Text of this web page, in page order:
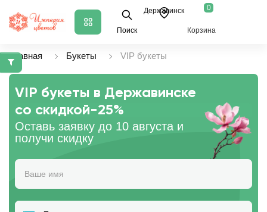
Поиск
Державинск 0
Корзина
Главная Букеты VIP букеты
VIP букеты в Державинске
со скидкой-25%
Оставь заявку до 10 августа и
получи скидку